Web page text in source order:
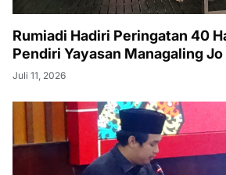
Rumiadi Hadiri Peringatan 40
Pendiri Yayasan Managaling
Juli 11, 2026